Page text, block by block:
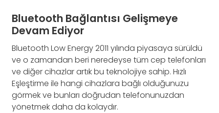
Bluetooth Bağlantısı Gelişmeye
Devam Ediyor
Bluetooth Low Energy 2011 yılında piyasaya sürüldü
ve o zamandan beri neredeyse tüm cep telefonları
ve diğer cihazlar artık bu teknolojiye sahip. Hızlı
Eşleştirme ile hangi cihazlara bağlı olduğunuzu
görmek ve bunları doğrudan telefonunuzdan
yönetmek daha da kolaydır.